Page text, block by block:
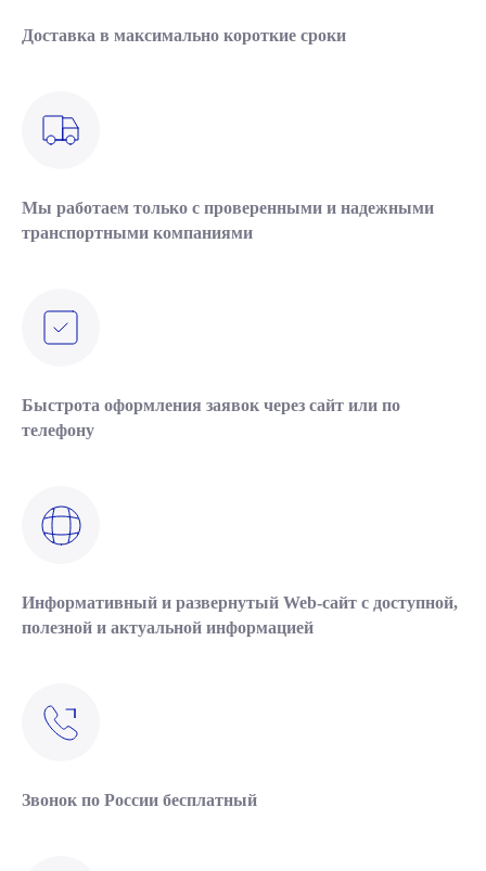
Доставка в максимально короткие сроки
Мы работаем только с проверенными и надежными
транспортными компаниями
Быстрота оформления заявок через сайт или по
телефону
Информативный и развернутый Web-сайт с доступной,
полезной и актуальной информацией
Звонок по России бесплатный